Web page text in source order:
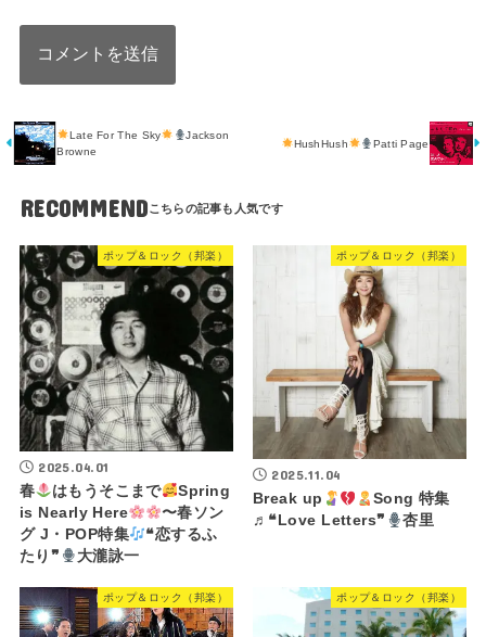
Late For The Sky
Jackson
Browne
HushHush Patti Page
RECOMMEND
ポップ＆ロック（邦楽）
2025.04.01
春
はもうそこまで
Spring
is Nearly Here
〜春ソン
グ J・POP特集
❝恋するふ
たり❞
大瀧詠一
ポップ＆ロック（邦楽）
2025.11.04
Break up
Song 特集
♬❝Love Letters❞
杏里
ポップ＆ロック（邦楽） ポップ＆ロック（邦楽）